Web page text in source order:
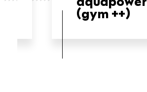
(gym ++)